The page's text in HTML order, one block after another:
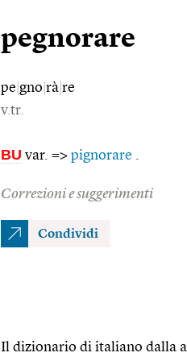
pegnorare
pe gno rà re
v.tr.
BU var. => pignorare .
Correzioni e suggerimenti
Condividi
Il dizionario di italiano dalla